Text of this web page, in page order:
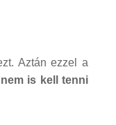
Aztán ezzel a
nem is kell tenni